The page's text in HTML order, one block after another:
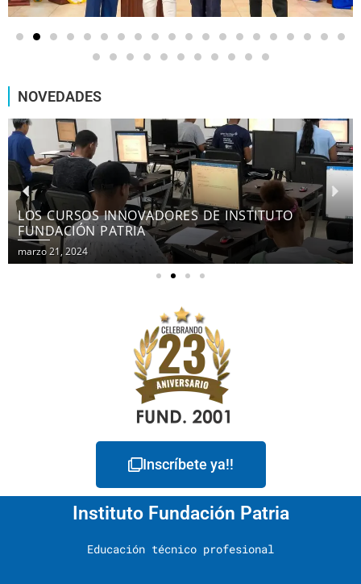
NOVEDADES
LOS CURSOS INNOVADORES DE INSTITUTO
FUNDACIÓN PATRIA
marzo 21, 2024
Inscríbete ya!!
Instituto Fundación Patria
Educación técnico profesional